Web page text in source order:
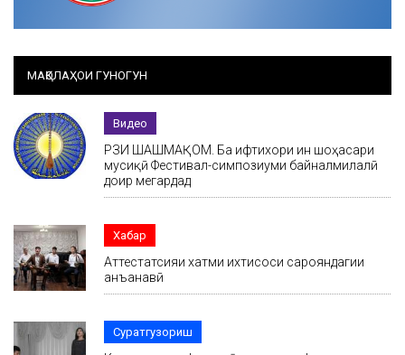
МАҚОЛАҲОИ ГУНОГУН
Видео
РӮЗИ ШАШМАҚОМ. Ба ифтихори ин шоҳасари
мусиқӣ Фестивал-симпозиуми байналмилалӣ
доир мегардад
Хабар
Аттестатсияи хатми ихтисоси сарояндагии
анъанавӣ
Суратгузориш